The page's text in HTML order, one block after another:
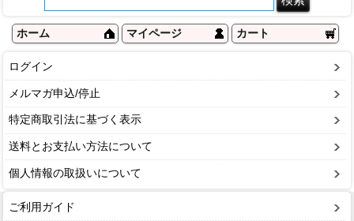
ホーム マイページ カート
ログイン
メルマガ申込/停止
特定商取引法に基づく表示
送料とお支払い方法について
個人情報の取扱いについて
ご利用ガイド